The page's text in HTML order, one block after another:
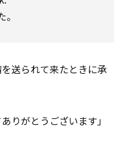
送られて来たときに承
りがとうございます」